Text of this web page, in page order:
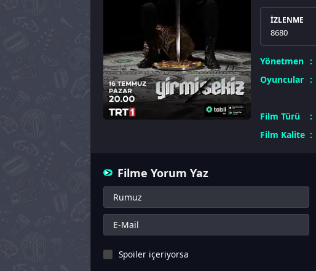
Yönetmen
Oyuncular
Film Türü
Film Kalite
İZLENME
8680
Filme Yorum Yaz
Spoiler içeriyorsa